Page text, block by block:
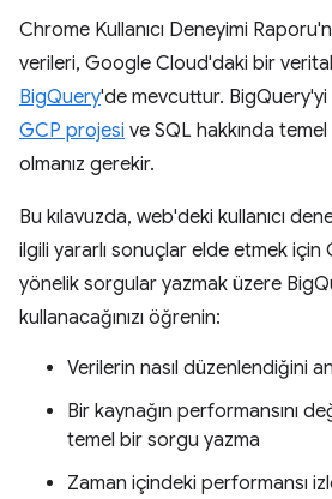
Chrome Kullanıcı Deneyimi
verileri, Google Cloud'daki bir
BigQuery'de mevcuttur.
GCP projesi ve SQL hakkında
olmanız gerekir.
Bu kılavuzda, web'deki kullanıcı
ilgili yararlı sonuçlar elde etmek için
yönelik sorgular yazmak üzere
kullanacağınızı öğrenin:
Verilerin nasıl düzenlendiğini
Bir kaynağın performansını
temel bir sorgu yazma
Zaman içindeki performansı